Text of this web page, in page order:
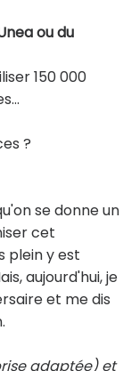
ou du
150 000
?
se donne un
cet
plein y est
aujourd'hui, je
et me dis
adaptée) et